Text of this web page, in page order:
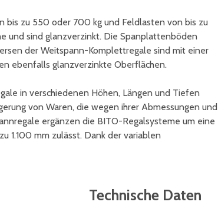
bis zu 550 oder 700 kg und Feldlasten von bis zu
und sind glanzverzinkt. Die Spanplattenböden
der Weitspann-Komplettregale sind mit einer
ebenfalls glanzverzinkte Oberflächen.
in verschiedenen Höhen, Längen und Tiefen
von Waren, die wegen ihrer Abmessungen und
ergänzen die BITO-Regalsysteme um eine
1.100 mm zulässt. Dank der variablen
Technische Daten